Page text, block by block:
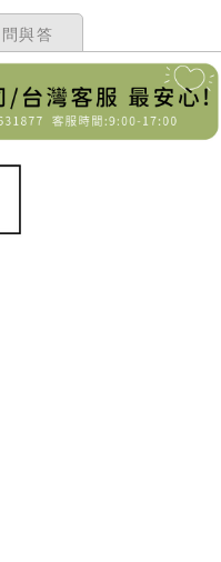
問與答